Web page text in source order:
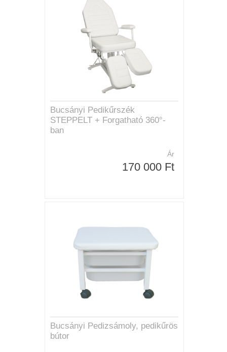
Bucsányi Pedikűrszék
STEPPELT + Forgatható 360°-
ban
Ár
170 000 Ft
Bucsányi Pedizsámoly, pedikűrös
bútor